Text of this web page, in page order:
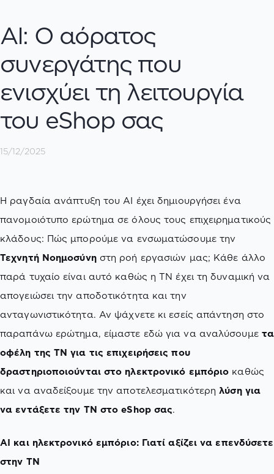
AI: Ο αόρατος
συνεργάτης που
ενισχύει τη λειτουργία
του eShop σας
15/12/2025
Η ραγδαία ανάπτυξη του AI έχει δημιουργήσει ένα
πανομοιότυπο ερώτημα σε όλους τους επιχειρηματικούς
κλάδους: Πώς μπορούμε να ενσωματώσουμε την
Τεχνητή Νοημοσύνηστη ροή εργασιών μας; Κάθε άλλο
παρά τυχαίο είναι αυτό καθώς η ΤΝ έχει τη δυναμική να
απογειώσει την αποδοτικότητα και την
ανταγωνιστικότητα. Αν ψάχνετε κι εσείς απάντηση στο
παραπάνω ερώτημα, είμαστε εδώ για να αναλύσουμε τα
οφέλη της ΤΝ για τις επιχειρήσεις που
δραστηριοποιούνται στο ηλεκτρονικό εμπόριο καθώς
και να αναδείξουμε την αποτελεσματικότερηλύση για
να εντάξετε την ΤΝ στο eShop σας.
AI και ηλεκτρονικό εμπόριο: Γιατί αξίζει να επενδύσετε
στην ΤΝ